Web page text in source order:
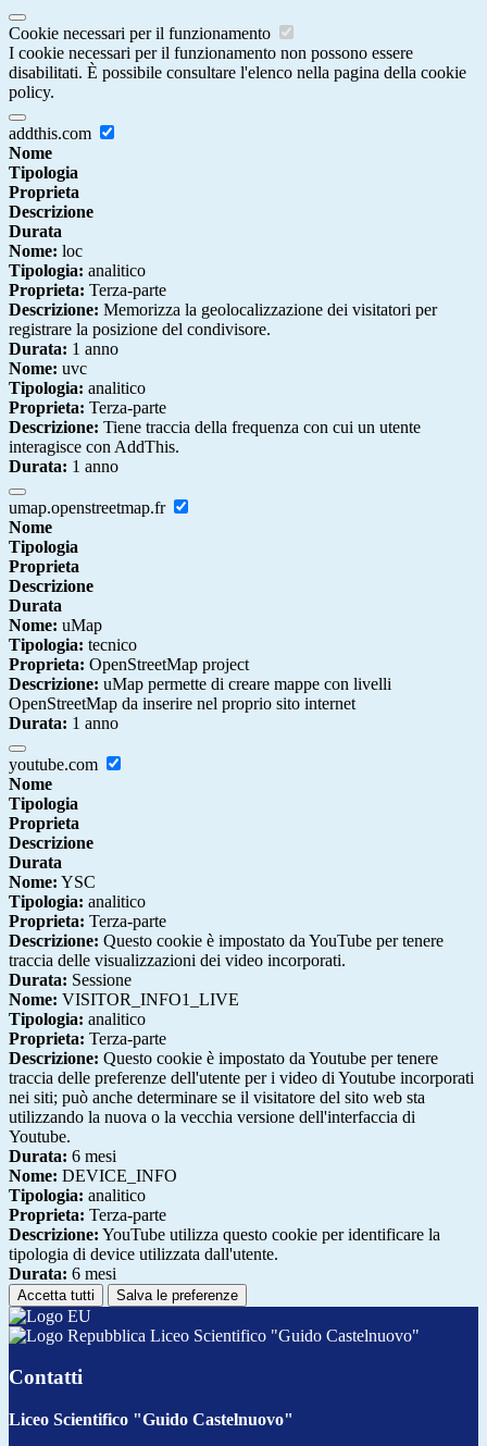
Cookie necessari per il funzionamento
I cookie necessari per il funzionamento non possono essere
disabilitati. È possibile consultare l'elenco nella pagina della cookie
policy.
addthis.com
Nome
Tipologia
Proprieta
Descrizione
Durata
Nome: loc
Tipologia: analitico
Proprieta: Terza-parte
Descrizione: Memorizza la geolocalizzazione dei visitatori per
registrare la posizione del condivisore.
Durata: 1 anno
Nome: uvc
Tipologia: analitico
Proprieta: Terza-parte
Descrizione: Tiene traccia della frequenza con cui un utente
interagisce con AddThis.
Durata: 1 anno
umap.openstreetmap.fr
Nome
Tipologia
Proprieta
Descrizione
Durata
Nome: uMap
Tipologia: tecnico
Proprieta: OpenStreetMap project
Descrizione: uMap permette di creare mappe con livelli
OpenStreetMap da inserire nel proprio sito internet
Durata: 1 anno
youtube.com
Nome
Tipologia
Proprieta
Descrizione
Durata
Nome: YSC
Tipologia: analitico
Proprieta: Terza-parte
Descrizione: Questo cookie è impostato da YouTube per tenere
traccia delle visualizzazioni dei video incorporati.
Durata: Sessione
Nome: VISITOR_INFO1_LIVE
Tipologia: analitico
Proprieta: Terza-parte
Descrizione: Questo cookie è impostato da Youtube per tenere
traccia delle preferenze dell'utente per i video di Youtube incorporati
nei siti; può anche determinare se il visitatore del sito web sta
utilizzando la nuova o la vecchia versione dell'interfaccia di
Youtube.
Durata: 6 mesi
Nome: DEVICE_INFO
Tipologia: analitico
Proprieta: Terza-parte
Descrizione: YouTube utilizza questo cookie per identificare la
tipologia di device utilizzata dall'utente.
Durata: 6 mesi
Accetta tutti Salva le preferenze
Liceo Scientifico "Guido Castelnuovo"
Contatti
Liceo Scientifico "Guido Castelnuovo"